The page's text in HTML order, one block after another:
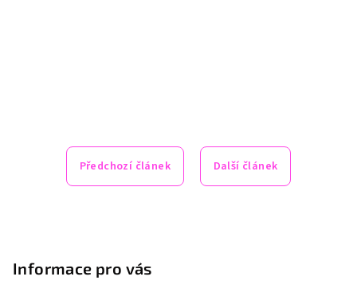
Předchozí článek Další článek
Informace pro vás